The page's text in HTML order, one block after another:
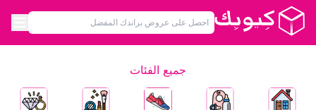
جميع الفئات